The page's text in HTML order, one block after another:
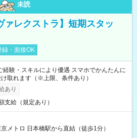
未読
ァレクストラ】短期スタッ
録・面接OK
験・スキルにより優遇 スマホでかんたんに
取れます（※上限、条件あり）
あり
支給（規定あり）
メトロ 日本橋駅から直結（徒歩1分）